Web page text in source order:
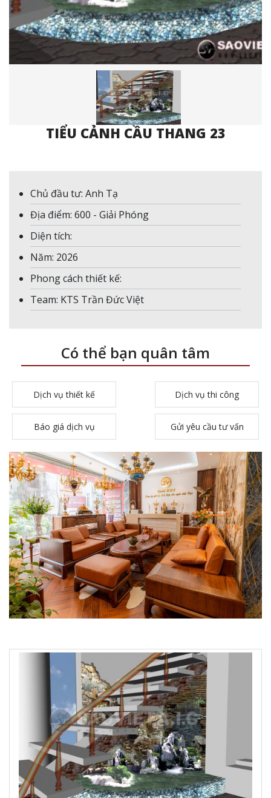
TIỂU CẢNH CẦU THANG 23
Chủ đầu tư: Anh Tạ
Địa điểm: 600 - Giải Phóng
Diện tích:
Năm: 2026
Phong cách thiết kế:
Team: KTS Trần Đức Việt
Có thể bạn quân tâm
Dịch vụ thiết kế Dịch vụ thi công
Báo giá dịch vụ Gửi yêu cầu tư vấn